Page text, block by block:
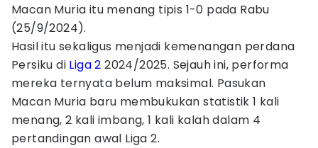
Macan Muria itu menang tipis 1-0 pada Rabu
(25/9/2024).
Hasil itu sekaligus menjadi kemenangan perdana
Persiku di Liga 2 2024/2025. Sejauh ini, performa
mereka ternyata belum maksimal. Pasukan
Macan Muria baru membukukan statistik 1 kali
menang, 2 kali imbang, 1 kali kalah dalam 4
pertandingan awal Liga 2.